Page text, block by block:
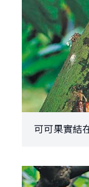
可可果實結